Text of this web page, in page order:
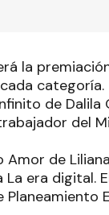
la
categoría.
de Dalila
del
Amor de
era digital.